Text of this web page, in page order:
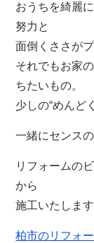
おうちを綺麗
努力と
面倒くささが
それでもお家
ちたいもの。
少しの“めんど
一緒にセンス
リフォームの
から
施工いたしま
柏市のリフォ